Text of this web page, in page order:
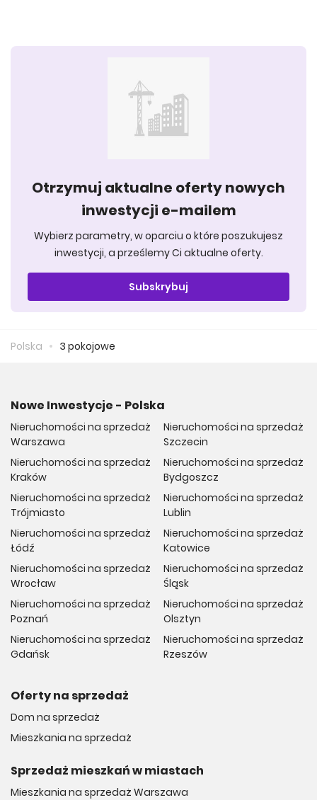
Otrzymuj aktualne oferty nowych
inwestycji e-mailem
Wybierz parametry, w oparciu o które poszukujesz
inwestycji, a prześlemy Ci aktualne oferty.
Subskrybuj
Polska 3 pokojowe
Nowe Inwestycje - Polska
Nieruchomości na sprzedaż
Warszawa
Nieruchomości na sprzedaż
Kraków
Nieruchomości na sprzedaż
Trójmiasto
Nieruchomości na sprzedaż
Łódź
Nieruchomości na sprzedaż
Wrocław
Nieruchomości na sprzedaż
Poznań
Nieruchomości na sprzedaż
Gdańsk
Nieruchomości na sprzedaż
Szczecin
Nieruchomości na sprzedaż
Bydgoszcz
Nieruchomości na sprzedaż
Lublin
Nieruchomości na sprzedaż
Katowice
Nieruchomości na sprzedaż
Śląsk
Nieruchomości na sprzedaż
Olsztyn
Nieruchomości na sprzedaż
Rzeszów
Oferty na sprzedaż
Dom na sprzedaż
Mieszkania na sprzedaż
Sprzedaż mieszkań w miastach
Mieszkania na sprzedaż Warszawa